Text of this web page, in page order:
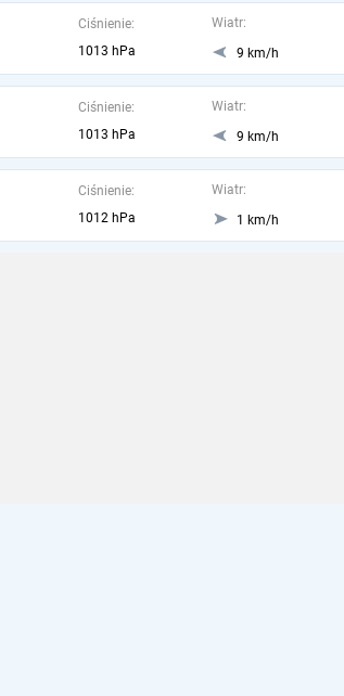
Ciśnienie:
1013 hPa
Wiatr:
9 km/h
Ciśnienie:
1013 hPa
Wiatr:
9 km/h
Ciśnienie:
1012 hPa
Wiatr:
1 km/h